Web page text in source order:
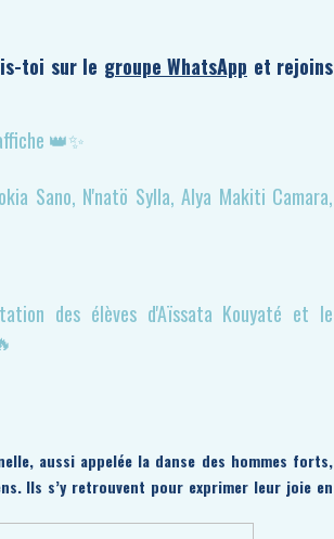
toi sur le groupe WhatsApp et rejoins
👑✨
Sano, N'natö Sylla, Alya Makiti Camara,
des élèves d'Aïssata Kouyaté et le
aussi appelée la danse des hommes forts,
Ils s’y retrouvent pour exprimer leur joie en